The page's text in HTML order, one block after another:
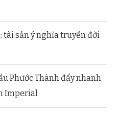
tài sản ý nghĩa truyền đời
Phước Thành đẩy nhanh
Imperial